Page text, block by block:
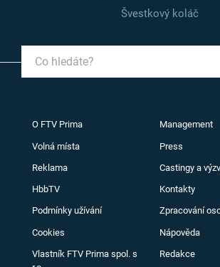
Švestkový koláč
O FTV Prima Management
Volná místa Press
Reklama Castingy a
HbbTV Kontakty
Podmínky užívání Zpracování
Cookies Nápověda
Vlastník FTV Prima spol. s
Redakce